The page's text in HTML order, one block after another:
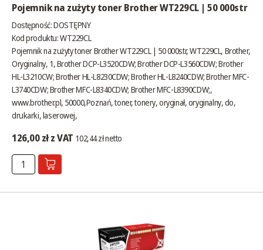
Pojemnik na zużyty toner Brother WT229CL | 50 000str
Dostępność:DOSTĘPNY
Kod produktu: WT229CL
Pojemnik na zużyty toner Brother WT229CL | 50 000str, WT229CL, Brother,
Oryginalny, 1, Brother DCP-L3520CDW; Brother DCP-L3560CDW; Brother
HL-L3210CW; Brother HL-L8230CDW; Brother HL-L8240CDW; Brother MFC-
L3740CDW; Brother MFC-L8340CDW; Brother MFC-L8390CDW;,
www.brother.pl, 50000,Poznań, toner, tonery, oryginał, oryginalny, do,
drukarki, laserowej,
126,00 zł z VAT 102,44 zł netto